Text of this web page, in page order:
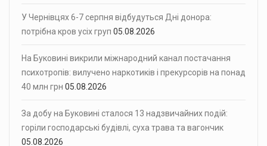
У Чернівцях 6-7 серпня відбудуться Дні донора:
потрібна кров усіх груп 05.08.2026
На Буковині викрили міжнародний канал постачання
психотропів: вилучено наркотиків і прекурсорів на понад
40 млн грн 05.08.2026
За добу на Буковині сталося 13 надзвичайних подій:
горіли господарські будівлі, суха трава та вагончик
05.08.2026